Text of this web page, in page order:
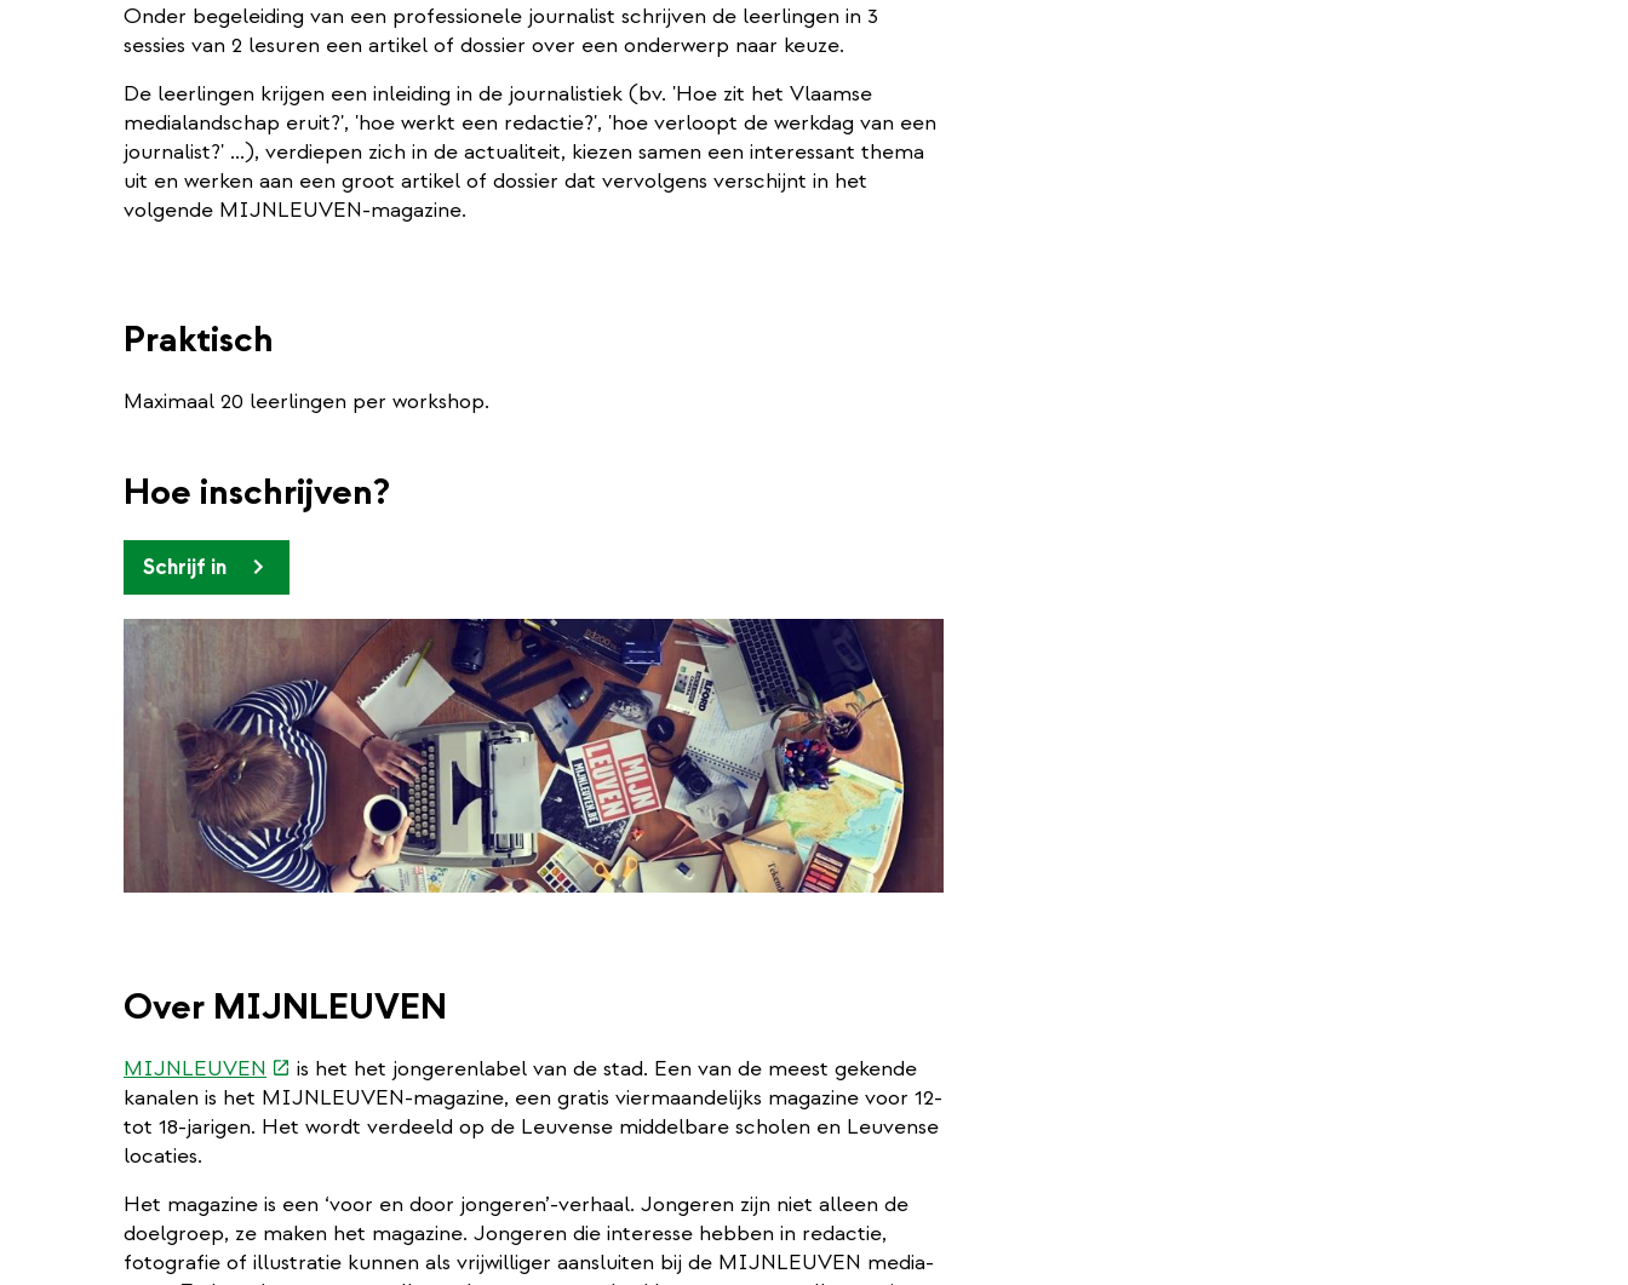
Onder begeleiding van een professionele journalist schrijven de leerlingen in 3
sessies van 2 lesuren een artikel of dossier over een onderwerp naar keuze.
De leerlingen krijgen een inleiding in de journalistiek (bv. 'Hoe zit het Vlaamse
medialandschap eruit?', 'hoe werkt een redactie?', 'hoe verloopt de werkdag van een
journalist?' ...), verdiepen zich in de actualiteit, kiezen samen een interessant thema
uit en werken aan een groot artikel of dossier dat vervolgens verschijnt in het
volgende MIJNLEUVEN-magazine.
Praktisch
Maximaal 20 leerlingen per workshop.
Hoe inschrijven?
Schrijf in
Over MIJNLEUVEN
MIJNLEUVEN (externe
link)
is het het jongerenlabel van de stad. Een van de meest gekende
kanalen is het MIJNLEUVEN-magazine, een gratis viermaandelijks magazine voor 12-
tot 18-jarigen. Het wordt verdeeld op de Leuvense middelbare scholen en Leuvense
locaties.
Het magazine is een ‘voor en door jongeren’-verhaal. Jongeren zijn niet alleen de
doelgroep, ze maken het magazine. Jongeren die interesse hebben in redactie,
fotografie of illustratie kunnen als vrijwilliger aansluiten bij de MIJNLEUVEN media-